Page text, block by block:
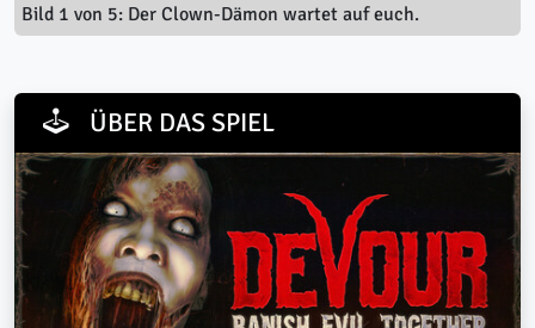
Bild 1 von 5: Der Clown-Dämon wartet auf euch.
ÜBER DAS SPIEL